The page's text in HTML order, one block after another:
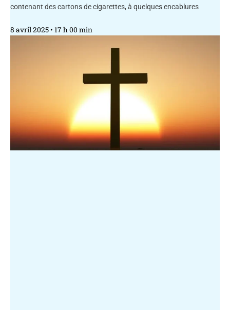
contenant des cartons de cigarettes, à quelques encablures
8 avril 2025 17 h 00 min